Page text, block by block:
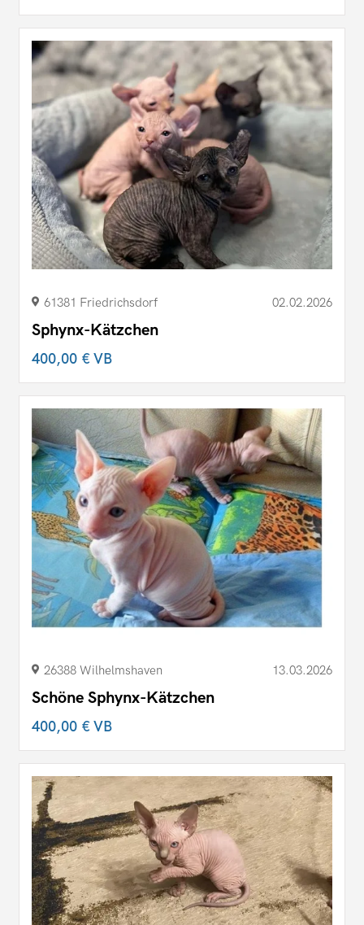
61381 Friedrichsdorf 02.02.2026
Sphynx-Kätzchen
400,00 €VB
26388 Wilhelmshaven 13.03.2026
Schöne Sphynx-Kätzchen
400,00 €VB